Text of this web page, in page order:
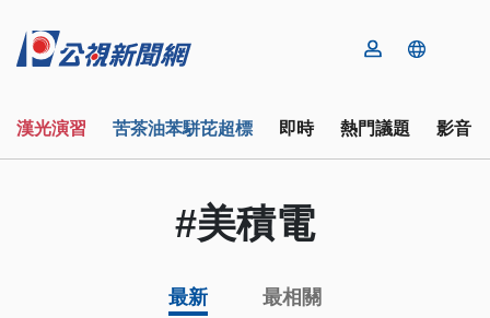
漢光演習 苦茶油苯駢芘超標 即時 熱門議題 影音
#美積電
最新 最相關